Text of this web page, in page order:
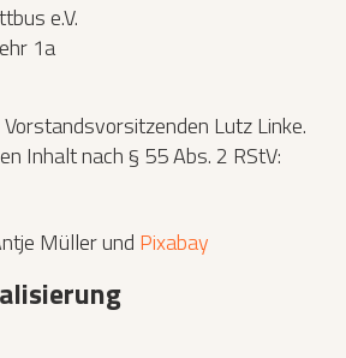
e.V.
1a
Lutz Linke.
Inhalt nach § 55 Abs. 2 RStV:
Müller und Pixabay